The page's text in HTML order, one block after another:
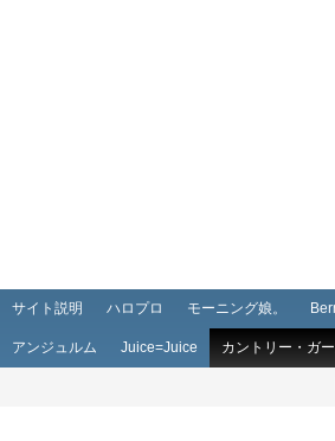
メインメニュー
メインコンテンツへ移動
サブコンテンツへ移動
サイト説明 ハロプロ モーニング娘。
アンジュルム Juice=Juice カントリー・ガ